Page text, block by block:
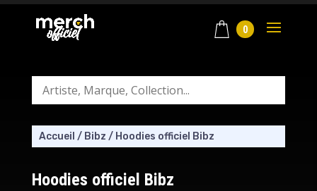
0
Accueil / Bibz / Hoodies officiel Bibz
Hoodies officiel Bibz